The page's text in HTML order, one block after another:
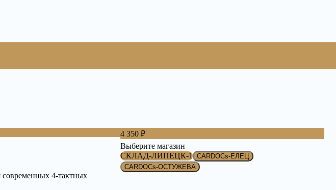
современных 4-тактных
4 350 ₽
Выберите магазин
СКЛАД-ЛИПЕЦК-1 CARDOCs-ЕЛЕЦ
CARDOCs-ОСТУЖЕВА